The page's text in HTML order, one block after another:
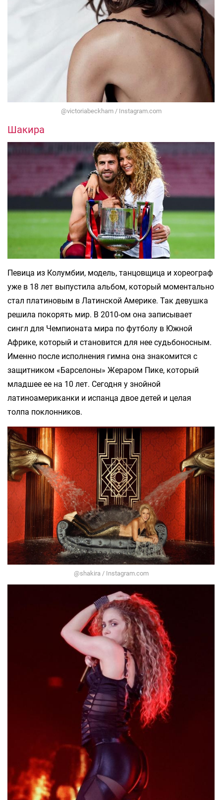
@victoriabeckham / Instagram.com
Шакира
Певица из Колумбии, модель, танцовщица и хореограф
уже в 18 лет выпустила альбом, который моментально
стал платиновым в Латинской Америке. Так девушка
решила покорять мир. В 2010-ом она записывает
сингл для Чемпионата мира по футболу в Южной
Африке, который и становится для нее судьбоносным.
Именно после исполнения гимна она знакомится с
защитником «Барселоны» Жераром Пике, который
младшее ее на 10 лет. Сегодня у знойной
латиноамериканки и испанца двое детей и целая
толпа поклонников.
@shakira / Instagram.com